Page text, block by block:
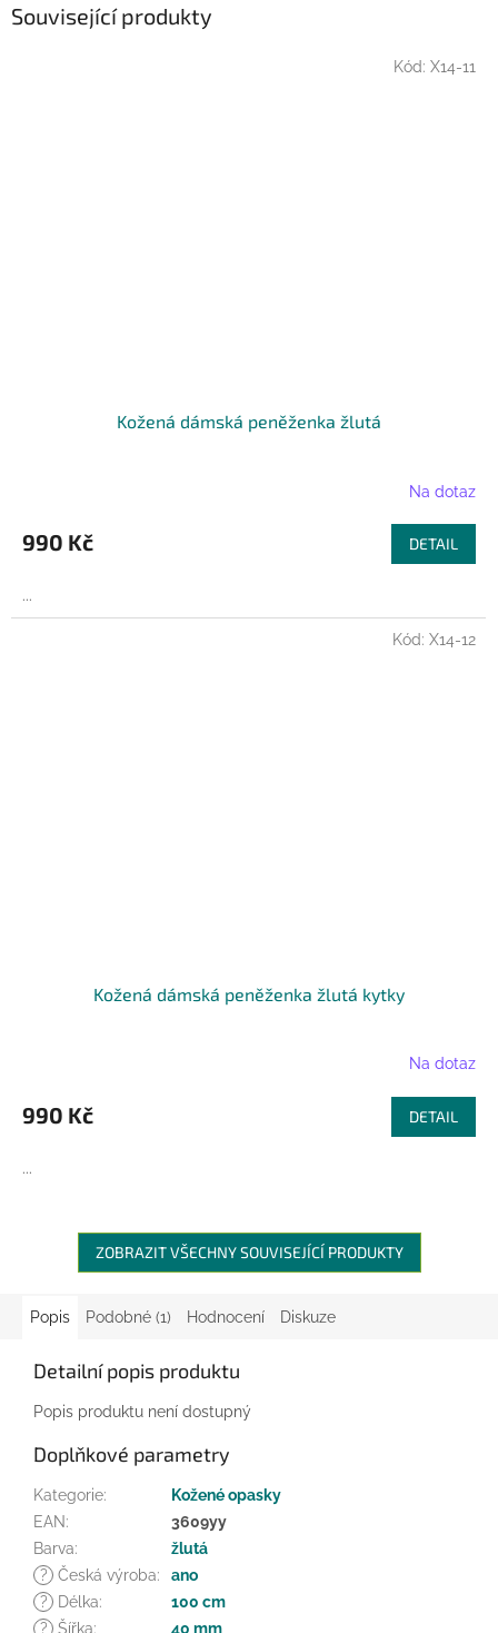
Související produkty
Kožená dámská peněženka žlutá
Na dotaz
990 Kč DETAIL
...
Kód: X14-11
Kožená dámská peněženka žlutá kytky
Na dotaz
990 Kč DETAIL
...
Kód: X14-12
ZOBRAZIT VŠECHNY SOUVISEJÍCÍ PRODUKTY
Popis Podobné (1) Hodnocení Diskuze
Detailní popis produktu
Popis produktu není dostupný
Doplňkové parametry
Kategorie:
Kožené opasky
EAN:
3609yy
Barva:
žlutá
?
Česká výroba:
ano
?
Délka:
100 cm
?
Šířka: 40 mm